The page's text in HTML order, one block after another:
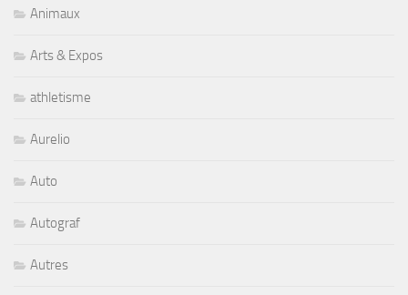
Animaux
Arts & Expos
athletisme
Aurelio
Auto
Autograf
Autres